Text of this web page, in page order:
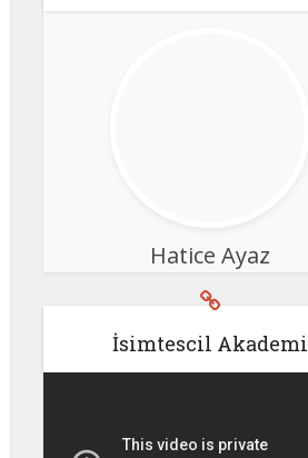
Hatice Ayaz
İsimtescil Akademi